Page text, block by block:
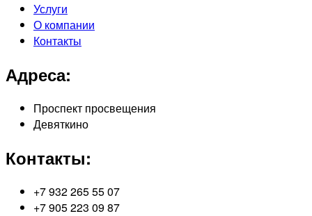
Услуги
О компании
Контакты
Адреса:
Проспект просвещения
Девяткино
Контакты:
+7 932 265 55 07
+7 905 223 09 87